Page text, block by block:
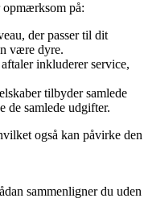
på:
der passer til dit
være dyre.
inkluderer service,
tilbyder samlede
de samlede udgifter.
også kan påvirke den
sammenligner du uden